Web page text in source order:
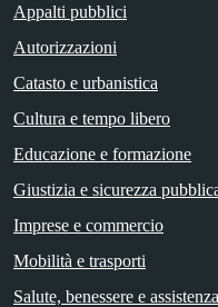
Appalti pubblici
Autorizzazioni
Catasto e urbanistica
Cultura e tempo libero
Educazione e formazione
Giustizia e sicurezza
Imprese e commercio
Mobilità e trasporti
Salute, benessere e assistenza